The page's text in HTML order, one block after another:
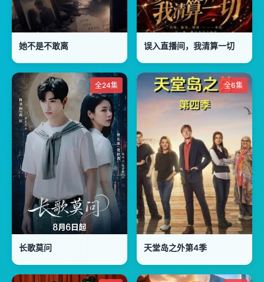
她不是不敢离 误入直播间，我清算一切
全24集
长歌莫问
全6集
天堂岛之外第4季